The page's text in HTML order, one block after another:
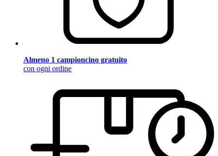
Almeno 1 campioncino gratuito
con ogni ordine